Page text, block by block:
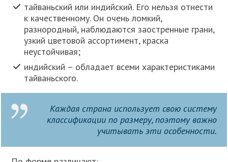
тайваньский или индийский. Его нельзя отнести
к качественному. Он очень ломкий,
разнородный, наблюдаются заостренные грани,
узкий цветовой ассортимент, краска
неустойчивая;
индийский – обладает всеми характеристиками
тайваньского.
Каждая страна использует свою систему
классификации по размеру, поэтому важно
учитывать эти особенности.